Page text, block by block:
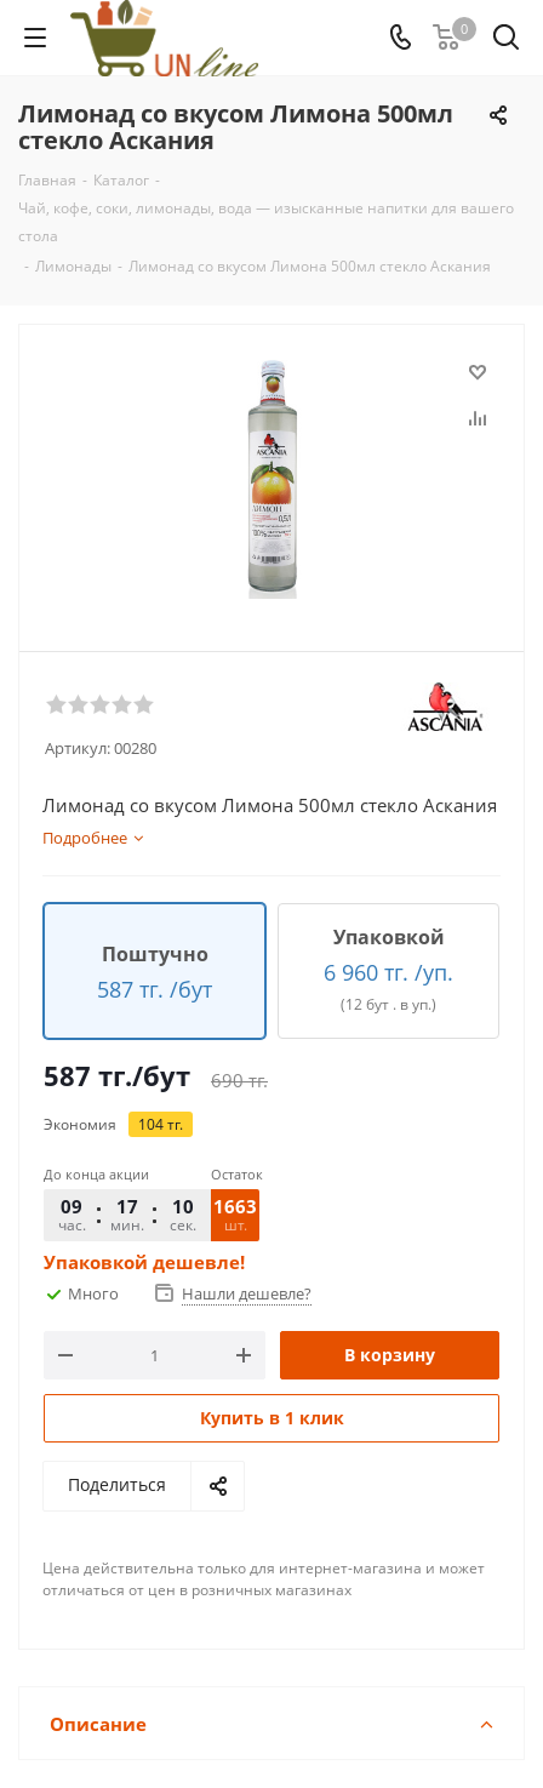
0
Лимонад со вкусом Лимона 500мл
стекло Аскания
Главная - Каталог -
Чай, кофе, соки, лимонады, вода — изысканные напитки для вашего
стола
- Лимонады - Лимонад со вкусом Лимона 500мл стекло Аскания
Артикул:00280
Лимонад со вкусом Лимона 500мл стекло Аскания
Подробнее
Поштучно
587 тг. /бут
Упаковкой
6 960 тг. /уп.
(12 бут . в уп.)
587 тг./бут 690тг.
Экономия 104тг.
До конца акции
09
час.
17
мин.
10
сек.
Остаток
1663
шт.
Упаковкой дешевле!
Много Нашли дешевле?
В корзину
Купить в 1 клик
Поделиться
Цена действительна только для интернет-магазина и может
отличаться от цен в розничных магазинах
Описание